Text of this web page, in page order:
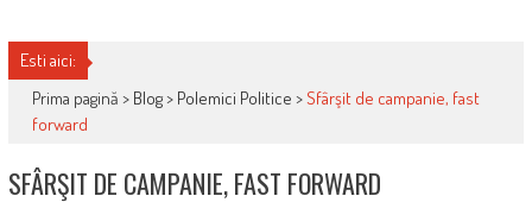
Esti aici:
Prima pagină > Blog> Polemici Politice >Sfârşit de campanie, fast
forward
SFÂRŞIT DE CAMPANIE, FAST FORWARD